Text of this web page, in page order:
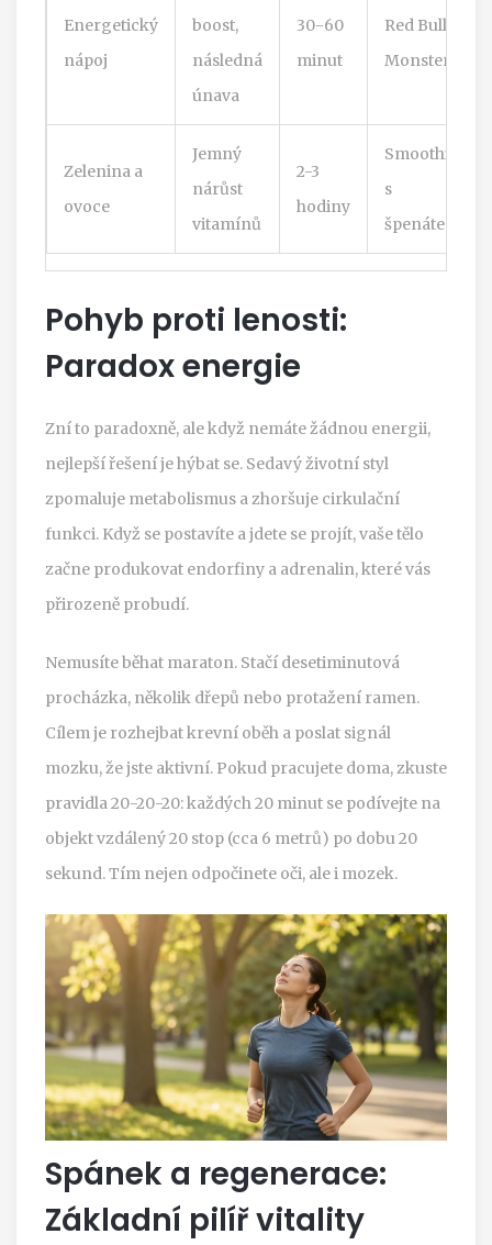
Energetický
nápoj
boost,
následná
únava
30-60
minut
Red Bull,
Monster
Zelenina a
ovoce
Jemný
nárůst
vitamínů
2-3
hodiny
Smoothie
s
špenátem
Pohyb proti lenosti:
Paradox energie
Zní to paradoxně, ale když nemáte žádnou energii,
nejlepší řešení je hýbat se. Sedavý životní styl
zpomaluje metabolismus a zhoršuje cirkulační
funkci. Když se postavíte a jdete se projít, vaše tělo
začne produkovat endorfiny a adrenalin, které vás
přirozeně probudí.
Nemusíte běhat maraton. Stačí desetiminutová
procházka, několik dřepů nebo protažení ramen.
Cílem je rozhejbat krevní oběh a poslat signál
mozku, že jste aktivní. Pokud pracujete doma, zkuste
pravidla 20-20-20: každých 20 minut se podívejte na
objekt vzdálený 20 stop (cca 6 metrů) po dobu 20
sekund. Tím nejen odpočinete oči, ale i mozek.
Spánek a regenerace:
Základní pilíř vitality